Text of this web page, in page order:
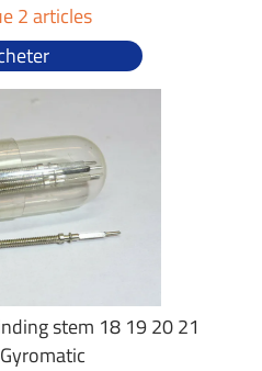
2 articles
stem 18 19 20 21